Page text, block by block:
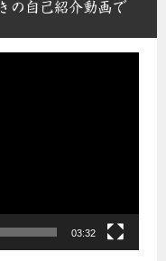
の自己紹介動画で
03:32